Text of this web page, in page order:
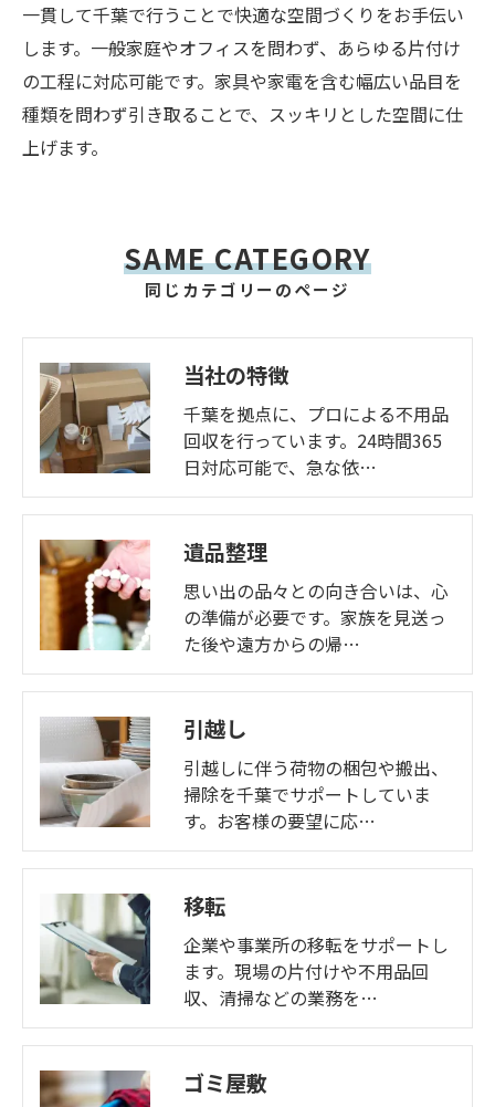
一貫して千葉で行うことで快適な空間づくりをお手伝い
します。一般家庭やオフィスを問わず、あらゆる片付け
の工程に対応可能です。家具や家電を含む幅広い品目を
種類を問わず引き取ることで、スッキリとした空間に仕
上げます。
同じカテゴリーのページ
SAME CATEGORY
当社の特徴
千葉を拠点に、プロによる不用品
回収を行っています。24時間365
日対応可能で、急な依…
遺品整理
思い出の品々との向き合いは、心
の準備が必要です。家族を見送っ
た後や遠方からの帰…
引越し
引越しに伴う荷物の梱包や搬出、
掃除を千葉でサポートしていま
す。お客様の要望に応…
移転
企業や事業所の移転をサポートし
ます。現場の片付けや不用品回
収、清掃などの業務を…
ゴミ屋敷